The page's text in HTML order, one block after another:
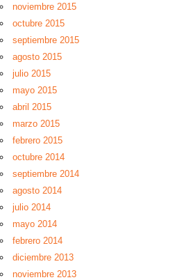
noviembre 2015
octubre 2015
septiembre 2015
agosto 2015
julio 2015
mayo 2015
abril 2015
marzo 2015
febrero 2015
octubre 2014
septiembre 2014
agosto 2014
julio 2014
mayo 2014
febrero 2014
diciembre 2013
noviembre 2013